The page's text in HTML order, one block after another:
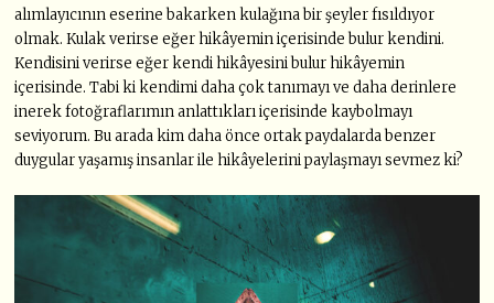
alımlayıcının eserine bakarken kulağına bir şeyler fısıldıyor
olmak. Kulak verirse eğer hikâyemin içerisinde bulur kendini.
Kendisini verirse eğer kendi hikâyesini bulur hikâyemin
içerisinde. Tabi ki kendimi daha çok tanımayı ve daha derinlere
inerek fotoğraflarımın anlattıkları içerisinde kaybolmayı
seviyorum. Bu arada kim daha önce ortak paydalarda benzer
duygular yaşamış insanlar ile hikâyelerini paylaşmayı sevmez ki?